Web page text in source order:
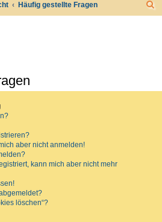
Häufig gestellte Fragen
aber nicht anmelden!
kann mich aber nicht mehr
löschen“?